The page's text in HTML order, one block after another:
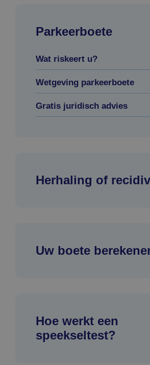
Parkeerboete
Wat riskeert u?
Wetgeving parkeerboete
Gratis juridisch advies
Herhaling of
Uw boete
Hoe werkt een
speekseltest?